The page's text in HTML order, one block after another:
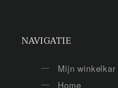
NAVIGATIE
Mijn winkelkar
Home